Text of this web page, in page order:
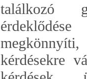
találkozó
kérdésekre